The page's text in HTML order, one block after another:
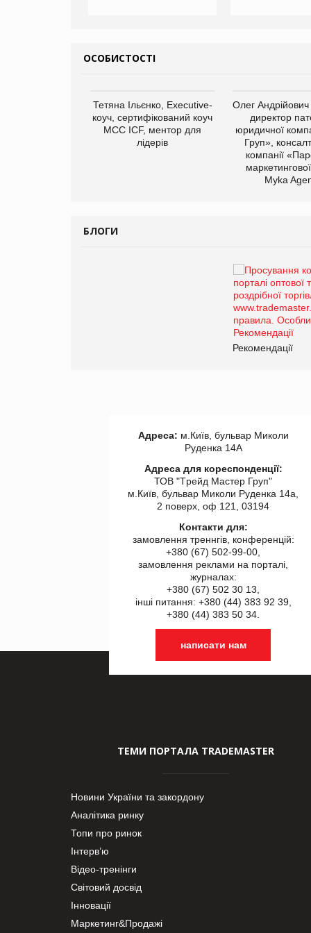
ОСОБИСТОСТІ
Тетяна Ільєнко, Executive-
коуч, сертифікований коуч
МСС ICF, ментор для
лідерів
Олег
директор
юридичної
Груп»,
компанії
маркетингової
Myka
БЛОГИ
Рекомендації
Адреса: м.Київ, бульвар Миколи
Руденка 14А
Адреса для кореспонденції:
ТОВ "Tрейд Мастер Груп"
м.Київ, бульвар Миколи Руденка 14а,
2 поверх, оф 121, 03194
Контакти для:
замовлення треннгів, конференцій:
+380 (67) 502-99-00,
замовлення реклами на порталі,
журналах:
+380 (67) 502 30 13,
інші питання: +380 (44) 383 92 39,
+380 (44) 383 50 34.
написати нам
ТЕМИ ПОРТАЛА TRADEMASTER
Новини України та закордону
Аналітика ринку
Топи про ринок
Інтерв’ю
Відео-тренінги
Світовий досвід
Інновації
Маркетинг&Продажі